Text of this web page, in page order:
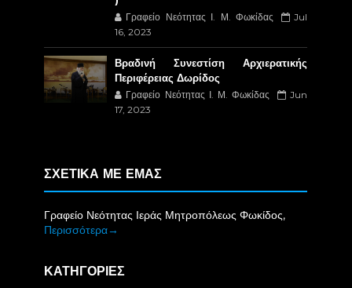
Γραφείο Νεότητας Ι. Μ. Φωκίδας
Jul
16, 2023
Βραδινή Συνεστίση Αρχιερατικής
Περιφέρειας Δωρίδος
Γραφείο Νεότητας Ι. Μ. Φωκίδας
Jun
17, 2023
ΣΧΕΤΙΚΑ ΜΕ ΕΜΑΣ
Γραφείο Νεότητας Ιεράς Μητροπόλεως Φωκίδος,
Περισσότερα→
ΚΑΤΗΓΟΡΙΕΣ